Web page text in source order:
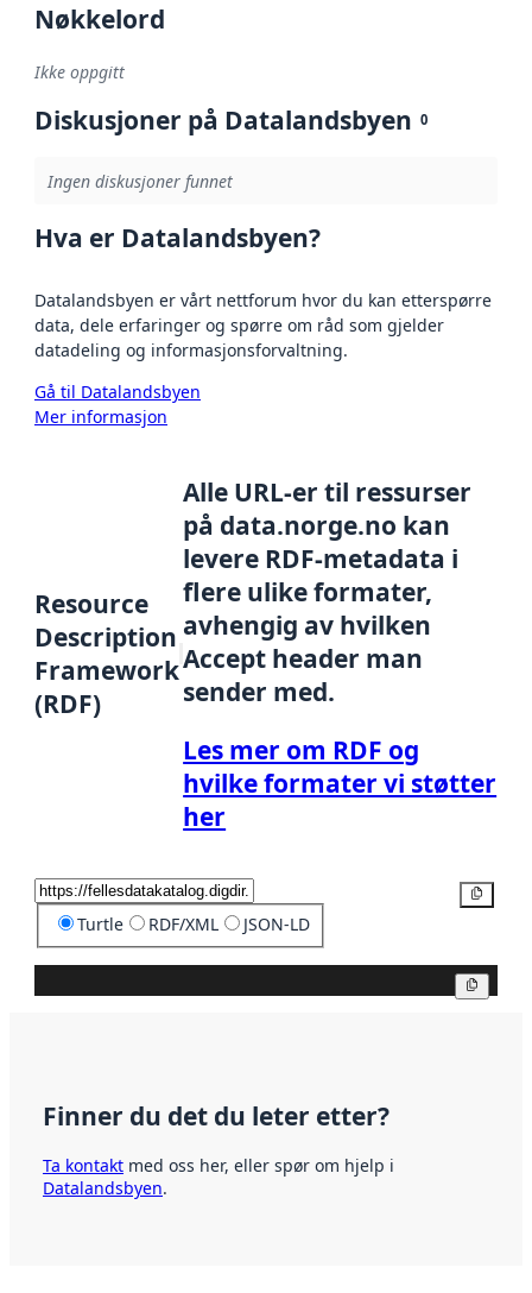
Nøkkelord
Ikke oppgitt
Diskusjoner på Datalandsbyen 0
Ingen diskusjoner funnet
Hva er Datalandsbyen?
Datalandsbyen er vårt nettforum hvor du kan etterspørre
data, dele erfaringer og spørre om råd som gjelder
datadeling og informasjonsforvaltning.
Gå til Datalandsbyen
Mer informasjon
Resource
Description
Framework
(RDF)
Alle URL-er til ressurser
på data.norge.no kan
levere RDF-metadata i
flere ulike formater,
avhengig av hvilken
Accept header man
sender med.
Les mer om RDF og
hvilke formater vi støtter
her
Turtle RDF/XML JSON-LD
Finner du det du leter etter?
Ta kontakt med oss her, eller spør om hjelp i
Datalandsbyen.